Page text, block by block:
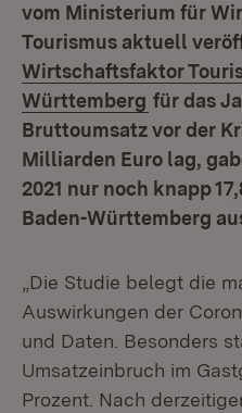
vom Ministerium für
Tourismus aktuell
Wirtschaftsfaktor
Württemberg (Öffnet in
für das
Bruttoumsatz vor der
Milliarden Euro lag,
2021 nur noch knapp
Baden-Württemberg
„Die Studie belegt die
Auswirkungen der
und Daten. Besonders
Umsatzeinbruch im
Prozent. Nach